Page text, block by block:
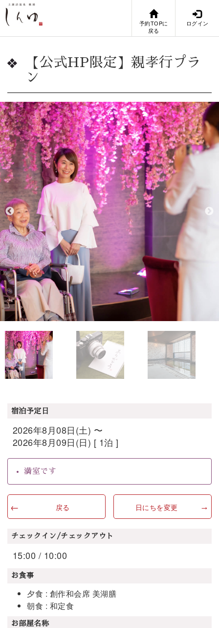
予約TOPに
戻る
ログイン
【公式HP限定】親孝行プラ
ン
宿泊予定日
2026年8月08日(土) 〜
2026年8月09日(日) [ 1泊 ]
満室です
戻る 日にちを変更
チェックイン/チェックアウト
15:00 / 10:00
お食事
夕食 : 創作和会席 美湖膳
朝食 : 和定食
お部屋名称